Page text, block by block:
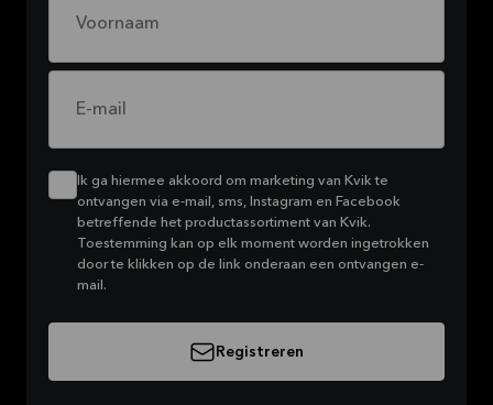
Voornaam
E-mail
Ik ga hiermee akkoord om marketing van Kvik te
ontvangen via e-mail, sms, Instagram en Facebook
betreffende het productassortiment van Kvik.
Toestemming kan op elk moment worden ingetrokken
door te klikken op de link onderaan een ontvangen e-
mail.
Registreren